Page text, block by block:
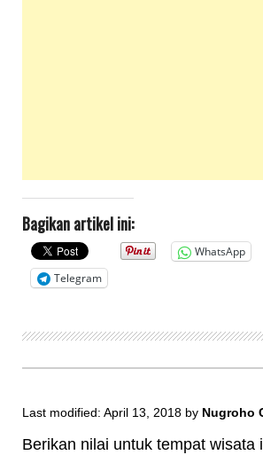
Bagikan artikel ini:
WhatsApp
Telegram
Last modified: April 13, 2018 by Nugroho
Berikan nilai untuk tempat wisata